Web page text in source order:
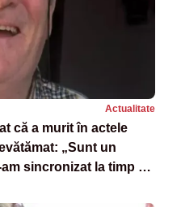
Actualitate
că a murit în actele
„Sunt un
sincronizat la timp cu